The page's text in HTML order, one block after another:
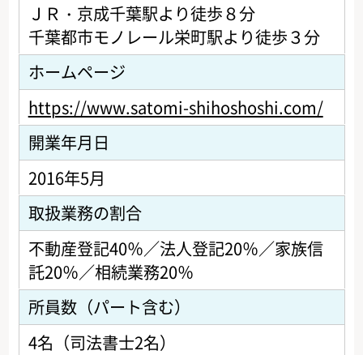
ＪＲ・京成千葉駅より徒歩８分
千葉都市モノレール栄町駅より徒歩３分
ホームページ
https://www.satomi-shihoshoshi.com/
開業年月日
2016年5月
取扱業務の割合
不動産登記40％／法人登記20％／家族信
託20％／相続業務20％
所員数（パート含む）
4名（司法書士2名）